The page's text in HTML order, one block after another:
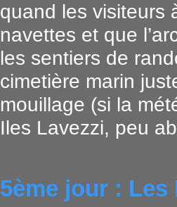
quand les visiteurs
navettes et que
les sentiers de
cimetière marin
mouillage (si la
Iles Lavezzi, peu
5ème jour :